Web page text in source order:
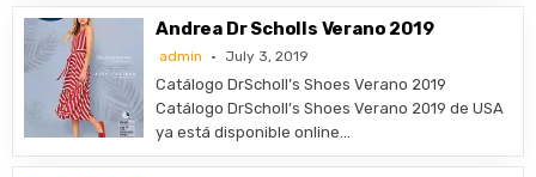
Andrea Dr Scholls Verano 2019
admin July 3, 2019
Catálogo DrScholl’s Shoes Verano 2019
Catálogo DrScholl’s Shoes Verano 2019 de USA
ya está disponible online…